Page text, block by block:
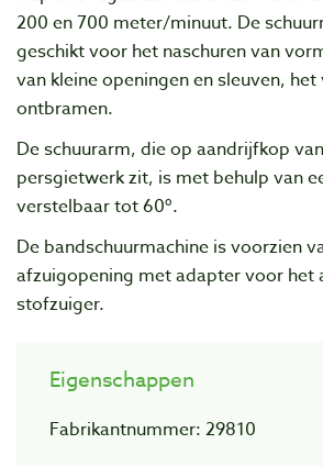
200 en 700 meter/minuut. De
geschikt voor het naschuren van
van kleine openingen en sleuven, het
ontbramen.
De schuurarm, die op aandrijfkop
persgietwerk zit, is met behulp van
verstelbaar tot 60º.
De bandschuurmachine is voorzien
afzuigopening met adapter voor het
stofzuiger.
Eigenschappen
Fabrikantnummer: 29810